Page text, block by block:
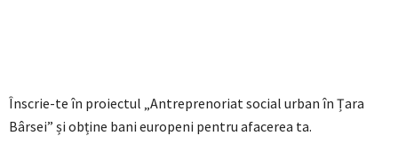
Înscrie-te în proiectul „Antreprenoriat social urban în Țara
Bârsei” și obține bani europeni pentru afacerea ta.